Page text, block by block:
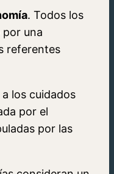
. Todos los
una
referentes
los cuidados
por el
por las